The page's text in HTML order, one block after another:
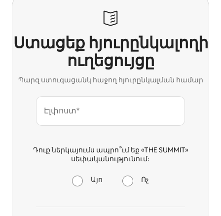
Ստացեք հյուրընկալողի
ուղեցույցը
Պարզ ստուգացանկ հաջող հյուրընկալման համար
Էլփոստ*
Դուք ներկայումս ապրո՞ւմ եք «THE SUMMIT»
սեփականությունում։
Այո Ոչ